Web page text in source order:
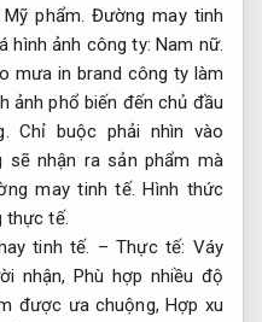
Mỹ phẩm. Đường may tinh
hình ảnh công ty:Nam nữ.
mưa in brand công ty làm
ảnh phổ biến đến chủ đầu
Chỉ buộc phải nhìn vào
sẽ nhận ra sản phẩm mà
may tinh tế. Hình thức
thực tế.
tinh tế. – Thực tế: Váy
nhận, Phù hợp nhiều độ
được ưa chuộng,Hợp xu